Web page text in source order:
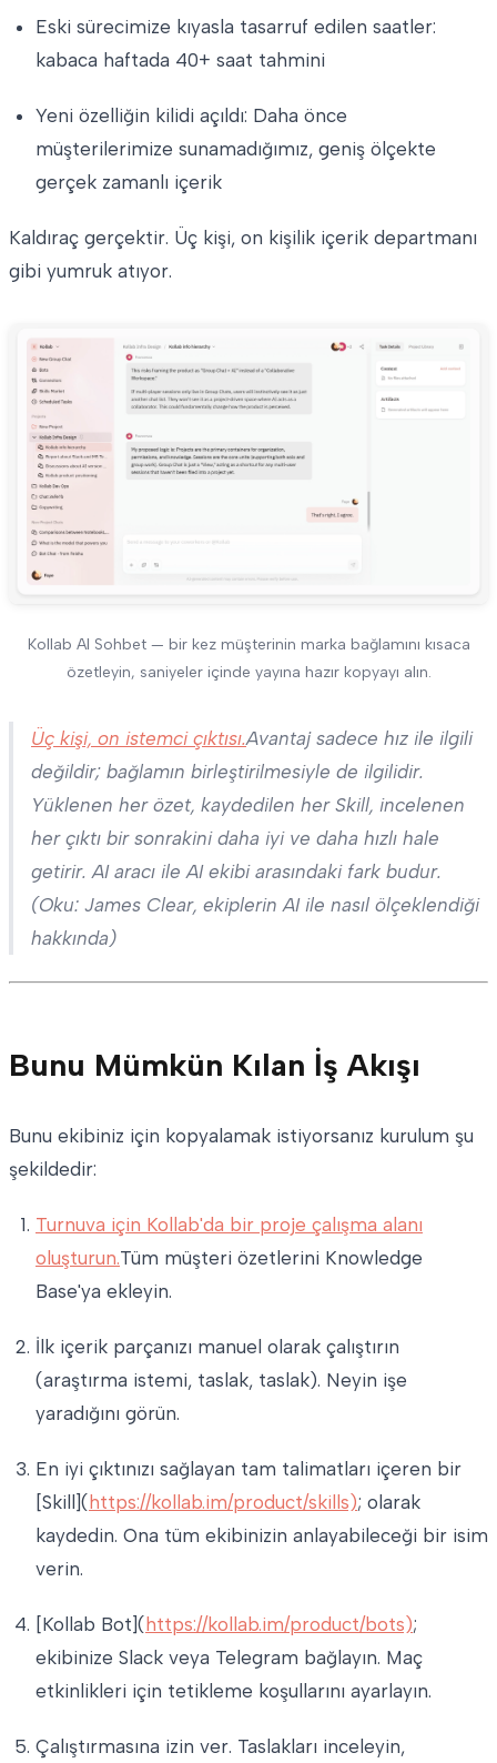
Eski sürecimize kıyasla tasarruf edilen saatler:
kabaca haftada 40+ saat tahmini
Yeni özelliğin kilidi açıldı: Daha önce
müşterilerimize sunamadığımız, geniş ölçekte
gerçek zamanlı içerik
Kaldıraç gerçektir. Üç kişi, on kişilik içerik departmanı
gibi yumruk atıyor.
Kollab AI Sohbet — bir kez müşterinin marka bağlamını kısaca
özetleyin, saniyeler içinde yayına hazır kopyayı alın.
Üç kişi, on istemci çıktısı.Avantaj sadece hız ile ilgili
değildir; bağlamın birleştirilmesiyle de ilgilidir.
Yüklenen her özet, kaydedilen her Skill, incelenen
her çıktı bir sonrakini daha iyi ve daha hızlı hale
getirir. AI aracı ile AI ekibi arasındaki fark budur.
(Oku: James Clear, ekiplerin AI ile nasıl ölçeklendiği
hakkında)
Bunu Mümkün Kılan İş Akışı
Bunu ekibiniz için kopyalamak istiyorsanız kurulum şu
şekildedir:
Turnuva için Kollab'da bir proje çalışma alanı
oluşturun.Tüm müşteri özetlerini Knowledge
Base'ya ekleyin.
İlk içerik parçanızı manuel olarak çalıştırın
(araştırma istemi, taslak, taslak). Neyin işe
yaradığını görün.
En iyi çıktınızı sağlayan tam talimatları içeren bir
[Skill]( https://kollab.im/product/skills); olarak
kaydedin. Ona tüm ekibinizin anlayabileceği bir isim
verin.
[Kollab Bot]( https://kollab.im/product/bots);
ekibinize Slack veya Telegram bağlayın. Maç
etkinlikleri için tetikleme koşullarını ayarlayın.
Çalıştırmasına izin ver. Taslakları inceleyin,